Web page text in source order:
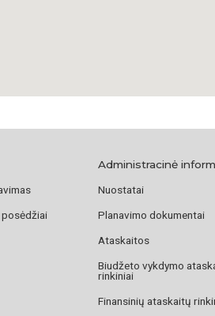
Administracinė
Nuostatai
Planavimo dokumentai
Ataskaitos
Biudžeto vykdymo
rinkiniai
Finansinių ataskaitų